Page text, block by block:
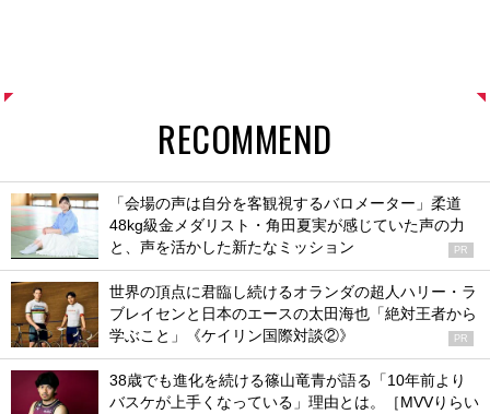
RECOMMEND
「会場の声は自分を客観視するバロメーター」柔道
48kg級金メダリスト・角田夏実が感じていた声の力
と、声を活かした新たなミッション
PR
世界の頂点に君臨し続けるオランダの超人ハリー・ラ
ブレイセンと日本のエースの太田海也「絶対王者から
学ぶこと」《ケイリン国際対談②》
PR
38歳でも進化を続ける篠山竜青が語る「10年前より
バスケが上手くなっている」理由とは。［MVVりらい